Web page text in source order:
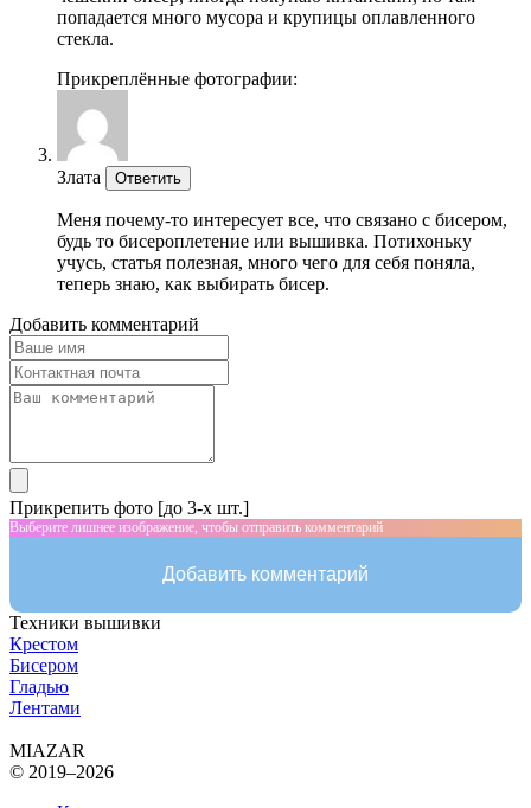
попадается много мусора и крупицы оплавленного
стекла.
Прикреплённые фотографии:
Злата Ответить
Меня почему-то интересует все, что связано с бисером,
будь то бисероплетение или вышивка. Потихоньку
учусь, статья полезная, много чего для себя поняла,
теперь знаю, как выбирать бисер.
Добавить комментарий
Прикрепить фото [до 3-х шт.]
Выберите лишнее изображение, чтобы отправить комментарий
Добавить комментарий
Техники вышивки
Крестом
Бисером
Гладью
Лентами
MIAZAR
© 2019–2026